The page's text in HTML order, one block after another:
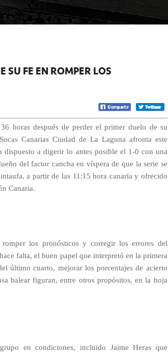
FE EN ROMPER LOS
horas después de perder el primer duelo de su
Canarias Ciudad de La Laguna afronta este
a digerir lo antes posible el 1-0 con una
del factor cancha en víspera de que la serie se
a partir de las 11:15 hora canaria y ofrecido
Canaria.
los pronósticos y corregir los errores del
falta, el buen papel que interpretó en la primera
último cuarto, mejorar los porcentajes de acierto
balear figuran, entre otros propósitos, en la hoja
en condiciones, incluido Jaime Heras que